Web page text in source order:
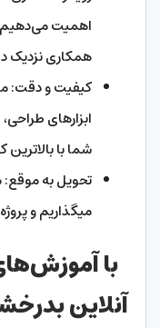
اهمیت می‌دهیم
همکاری نزدیک
کیفیت و دقت: ما
ابزارهای
شما با
تحویل به موقع:
میگذاریم و
با
آنلاین